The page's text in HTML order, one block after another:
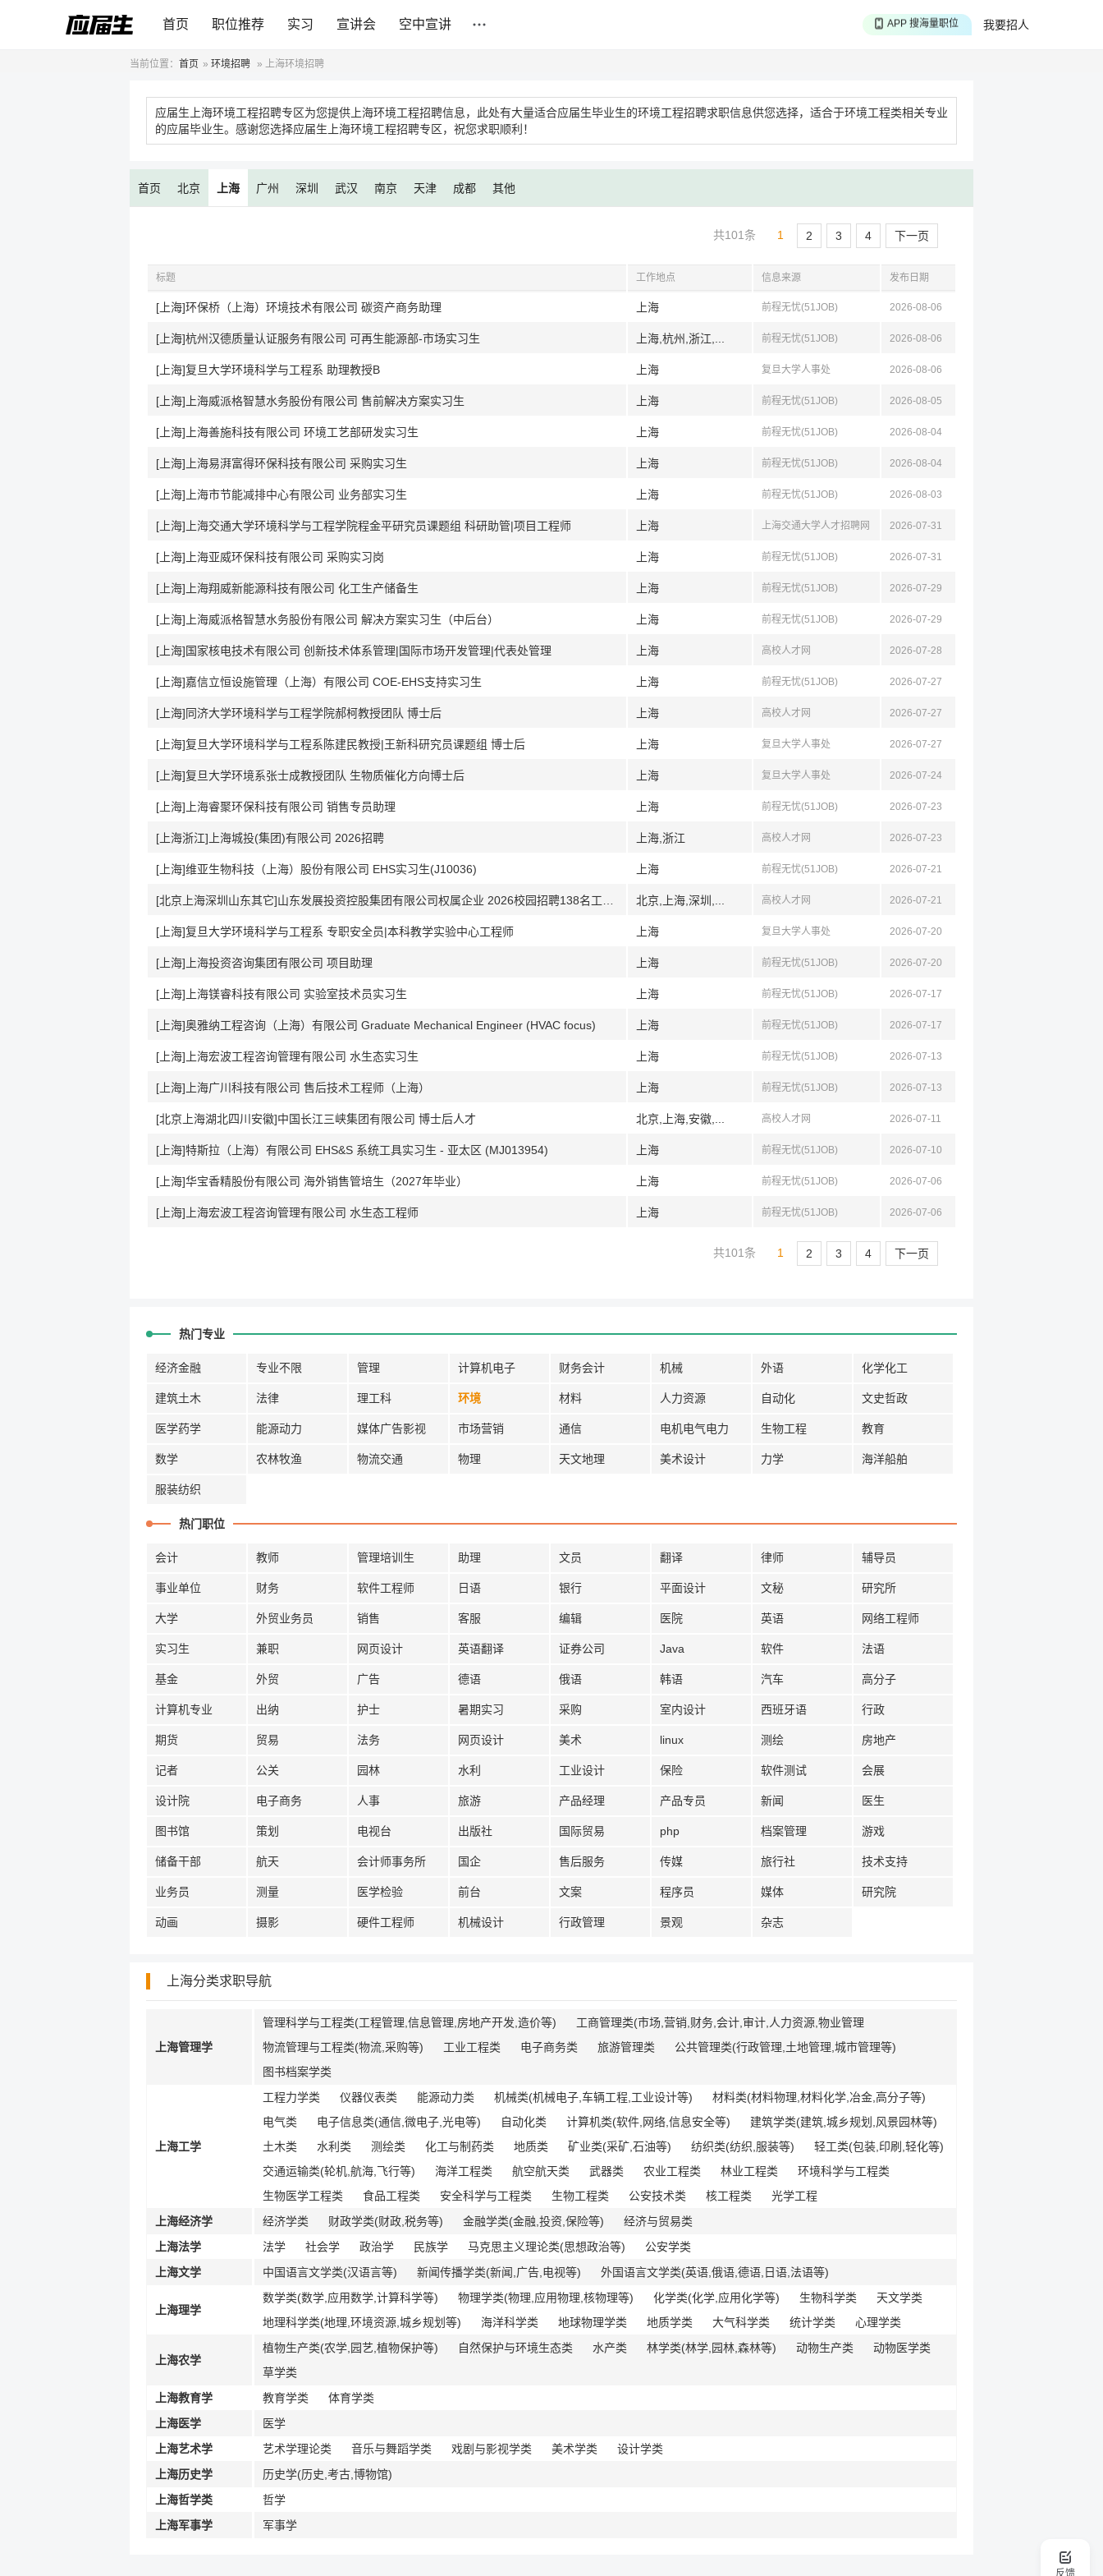
反馈
首页 职位推荐 实习 宣讲会 空中宣讲 我要招人
APP 聊投递进度
当前位置： 首页 » 环境招聘 » 上海环境招聘
应届生上海环境工程招聘专区为您提供上海环境工程招聘信息，此处有大量适合应届生毕业生的环境工程招聘求职信息供您选择，适合于环境工程类相关专业
的应届毕业生。感谢您选择应届生上海环境工程招聘专区，祝您求职顺利！
首页 北京 上海 广州 深圳 武汉 南京 天津 成都 其他
共101条 1 2 3 4 下一页
标题 工作地点 信息来源 发布日期
[上海]环保桥（上海）环境技术有限公司 碳资产商务助理 上海 前程无忧(51JOB) 2026-08-06
[上海]杭州汉德质量认证服务有限公司 可再生能源部-市场实习生 上海,杭州,浙江,... 前程无忧(51JOB) 2026-08-06
[上海]复旦大学环境科学与工程系 助理教授B 上海 复旦大学人事处 2026-08-06
[上海]上海威派格智慧水务股份有限公司 售前解决方案实习生 上海 前程无忧(51JOB) 2026-08-05
[上海]上海善施科技有限公司 环境工艺部研发实习生 上海 前程无忧(51JOB) 2026-08-04
[上海]上海易湃富得环保科技有限公司 采购实习生 上海 前程无忧(51JOB) 2026-08-04
[上海]上海市节能减排中心有限公司 业务部实习生 上海 前程无忧(51JOB) 2026-08-03
[上海]上海交通大学环境科学与工程学院程金平研究员课题组 科研助管|项目工程师 上海 上海交通大学人才招聘网 2026-07-31
[上海]上海亚威环保科技有限公司 采购实习岗 上海 前程无忧(51JOB) 2026-07-31
[上海]上海翔威新能源科技有限公司 化工生产储备生 上海 前程无忧(51JOB) 2026-07-29
[上海]上海威派格智慧水务股份有限公司 解决方案实习生（中后台） 上海 前程无忧(51JOB) 2026-07-29
[上海]国家核电技术有限公司 创新技术体系管理|国际市场开发管理|代表处管理 上海 高校人才网 2026-07-28
[上海]嘉信立恒设施管理（上海）有限公司 COE-EHS支持实习生 上海 前程无忧(51JOB) 2026-07-27
[上海]同济大学环境科学与工程学院郝柯教授团队 博士后 上海 高校人才网 2026-07-27
[上海]复旦大学环境科学与工程系陈建民教授|王新科研究员课题组 博士后 上海 复旦大学人事处 2026-07-27
[上海]复旦大学环境系张士成教授团队 生物质催化方向博士后 上海 复旦大学人事处 2026-07-24
[上海]上海睿聚环保科技有限公司 销售专员助理 上海 前程无忧(51JOB) 2026-07-23
[上海浙江]上海城投(集团)有限公司 2026招聘 上海,浙江 高校人才网 2026-07-23
[上海]维亚生物科技（上海）股份有限公司 EHS实习生(J10036) 上海 前程无忧(51JOB) 2026-07-21
北京,上海,深圳,... 高校人才网 2026-07-21
[上海]复旦大学环境科学与工程系 专职安全员|本科教学实验中心工程师 上海 复旦大学人事处 2026-07-20
[上海]上海投资咨询集团有限公司 项目助理 上海 前程无忧(51JOB) 2026-07-20
[上海]上海镁睿科技有限公司 实验室技术员实习生 上海 前程无忧(51JOB) 2026-07-17
[上海]奥雅纳工程咨询（上海）有限公司 Graduate Mechanical Engineer (HVAC focus) 上海 前程无忧(51JOB) 2026-07-17
[上海]上海宏波工程咨询管理有限公司 水生态实习生 上海 前程无忧(51JOB) 2026-07-13
[上海]上海广川科技有限公司 售后技术工程师（上海） 上海 前程无忧(51JOB) 2026-07-13
[北京上海湖北四川安徽]中国长江三峡集团有限公司 博士后人才 北京,上海,安徽,... 高校人才网 2026-07-11
[上海]特斯拉（上海）有限公司 EHS&S 系统工具实习生 - 亚太区 (MJ013954) 上海 前程无忧(51JOB) 2026-07-10
[上海]华宝香精股份有限公司 海外销售管培生（2027年毕业） 上海 前程无忧(51JOB) 2026-07-06
[上海]上海宏波工程咨询管理有限公司 水生态工程师 上海 前程无忧(51JOB) 2026-07-06
共101条 1 2 3 4 下一页
热门专业
经济金融 专业不限 管理 计算机电子 财务会计 机械 外语 化学化工
建筑土木 法律 理工科 环境 材料 人力资源 自动化 文史哲政
医学药学 能源动力 媒体广告影视 市场营销 通信 电机电气电力 生物工程 教育
数学 农林牧渔 物流交通 物理 天文地理 美术设计 力学 海洋船舶
服装纺织
热门职位
会计 教师 管理培训生 助理 文员 翻译 律师 辅导员
事业单位 财务 软件工程师 日语 银行 平面设计 文秘 研究所
大学 外贸业务员 销售 客服 编辑 医院 英语 网络工程师
实习生 兼职 网页设计 英语翻译 证券公司 Java 软件 法语
基金 外贸 广告 德语 俄语 韩语 汽车 高分子
计算机专业 出纳 护士 暑期实习 采购 室内设计 西班牙语 行政
期货 贸易 法务 网页设计 美术 linux 测绘 房地产
记者 公关 园林 水利 工业设计 保险 软件测试 会展
设计院 电子商务 人事 旅游 产品经理 产品专员 新闻 医生
图书馆 策划 电视台 出版社 国际贸易 php 档案管理 游戏
储备干部 航天 会计师事务所 国企 售后服务 传媒 旅行社 技术支持
业务员 测量 医学检验 前台 文案 程序员 媒体 研究院
动画 摄影 硬件工程师 机械设计 行政管理 景观 杂志
上海分类求职导航
上海管理学
管理科学与工程类(工程管理,信息管理,房地产开发,造价等)
工商管理类(市场,营销,财务,会计,审计,人力资源,物业管理
物流管理与工程类(物流,采购等)
工业工程类 电子商务类 旅游管理类
公共管理类(行政管理,土地管理,城市管理等)
图书档案学类
上海工学
工程力学类 仪器仪表类 能源动力类 机械类(机械电子,车辆工程,工业设计等)
材料类(材料物理,材料化学,冶金,高分子等)
电气类
电子信息类(通信,微电子,光电等) 自动化类 计算机类(软件,网络,信息安全等)
建筑学类(建筑,城乡规划,风景园林等)
土木类
水利类 测绘类 化工与制药类 地质类 矿业类(采矿,石油等) 纺织类(纺织,服装等)
轻工类(包装,印刷,轻化等)
交通运输类(轮机,航海,飞行等)
海洋工程类 航空航天类 武器类 农业工程类 林业工程类
环境科学与工程类
生物医学工程类
食品工程类 安全科学与工程类 生物工程类 公安技术类 核工程类
光学工程
上海经济学
经济学类 财政学类(财政,税务等) 金融学类(金融,投资,保险等)
经济与贸易类
上海法学
法学 社会学 政治学 民族学 马克思主义理论类(思想政治等)
公安学类
上海文学
中国语言文学类(汉语言等) 新闻传播学类(新闻,广告,电视等) 外国语言文学类(英语,俄语,德语,日语,法语等)
上海理学
数学类(数学,应用数学,计算科学等) 物理学类(物理,应用物理,核物理等) 化学类(化学,应用化学等) 生物科学类
天文学类
地理科学类(地理,环境资源,城乡规划等)
海洋科学类 地球物理学类 地质学类 大气科学类 统计学类 心理学类
上海农学
植物生产类(农学,园艺,植物保护等) 自然保护与环境生态类 水产类 林学类(林学,园林,森林等) 动物生产类
动物医学类
草学类
上海教育学
教育学类
体育学类
上海医学
医学
上海艺术学
艺术学理论类 音乐与舞蹈学类 戏剧与影视学类 美术学类
设计学类
上海历史学
历史学(历史,考古,博物馆)
上海哲学类
哲学
上海军事学
军事学